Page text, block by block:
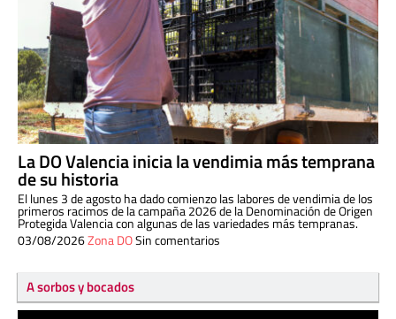
La DO Valencia inicia la vendimia más temprana
de su historia
El lunes 3 de agosto ha dado comienzo las labores de vendimia de los
primeros racimos de la campaña 2026 de la Denominación de Origen
Protegida Valencia con algunas de las variedades más tempranas.
03/08/2026Zona DOSin comentarios
A sorbos y bocados